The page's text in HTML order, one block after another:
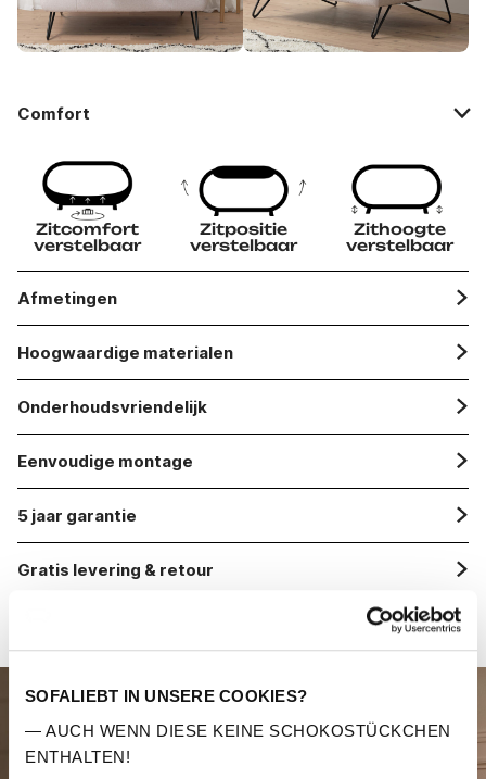
SOFALIEBT IN UNSERE COOKIES?
— AUCH WENN DIESE KEINE SCHOKOSTÜCKCHEN
ENTHALTEN!
Comfort
Zitcomfort
verstelbaar
Zitpositie
verstelbaar
Zithoogte
verstelbaar
Afmetingen
Hoogwaardige materialen
Onderhoudsvriendelijk
Eenvoudige montage
5 jaar garantie
Gratis levering & retour